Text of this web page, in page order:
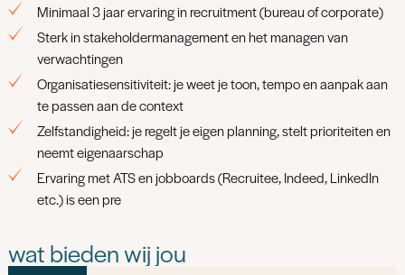
Minimaal 3 jaar ervaring in recruitment (bureau of corporate)
Sterk in stakeholdermanagement en het managen van
verwachtingen
Organisatiesensitiviteit: je weet je toon, tempo en aanpak aan
te passen aan de context
Zelfstandigheid: je regelt je eigen planning, stelt prioriteiten en
neemt eigenaarschap
Ervaring met ATS en jobboards (Recruitee, Indeed, LinkedIn
etc.) is een pre
wat bieden wij jou